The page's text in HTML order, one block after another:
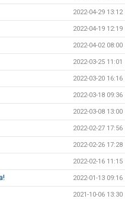
2022-04-29 13:12
2022-04-19 12:19
2022-04-02 08:00
2022-03-25 11:01
2022-03-20 16:16
2022-03-18 09:36
2022-03-08 13:00
2022-02-27 17:56
2022-02-26 17:28
2022-02-16 11:15
2022-01-13 09:16
2021-10-06 13:30